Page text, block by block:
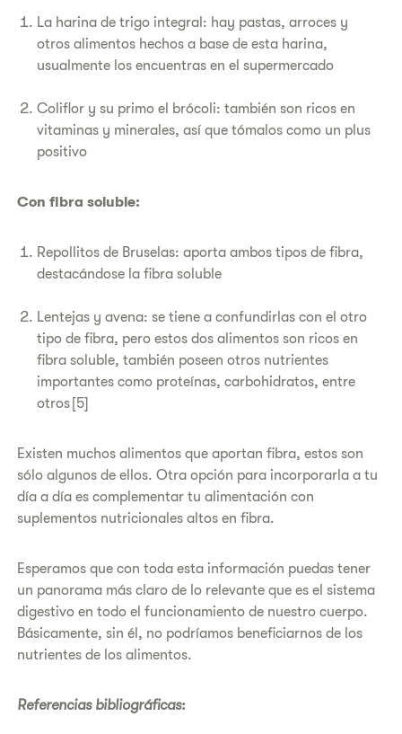
La harina de trigo integral: hay pastas, arroces y
otros alimentos hechos a base de esta harina,
usualmente los encuentras en el supermercado
Coliflor y su primo el brócoli: también son ricos en
vitaminas y minerales, así que tómalos como un plus
positivo
Con fibra soluble:
Repollitos de Bruselas: aporta ambos tipos de fibra,
destacándose la fibra soluble
Lentejas y avena: se tiene a confundirlas con el otro
tipo de fibra, pero estos dos alimentos son ricos en
fibra soluble, también poseen otros nutrientes
importantes como proteínas, carbohidratos, entre
otros [5]
Existen muchos alimentos que aportan fibra, estos son
sólo algunos de ellos. Otra opción para incorporarla a tu
día a día es complementar tu alimentación con
suplementos nutricionales altos en fibra.
Esperamos que con toda esta información puedas tener
un panorama más claro de lo relevante que es el sistema
digestivo en todo el funcionamiento de nuestro cuerpo.
Básicamente, sin él, no podríamos beneficiarnos de los
nutrientes de los alimentos.
Referencias bibliográficas: